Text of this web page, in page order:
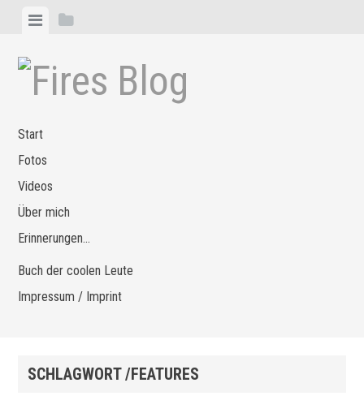
Zum
springen
MenüSeitenleiste
Start
Fotos
Videos
Über mich
Erinnerungen…
Buch der coolen Leute
Impressum / Imprint
SCHLAGWORT /FEATURES